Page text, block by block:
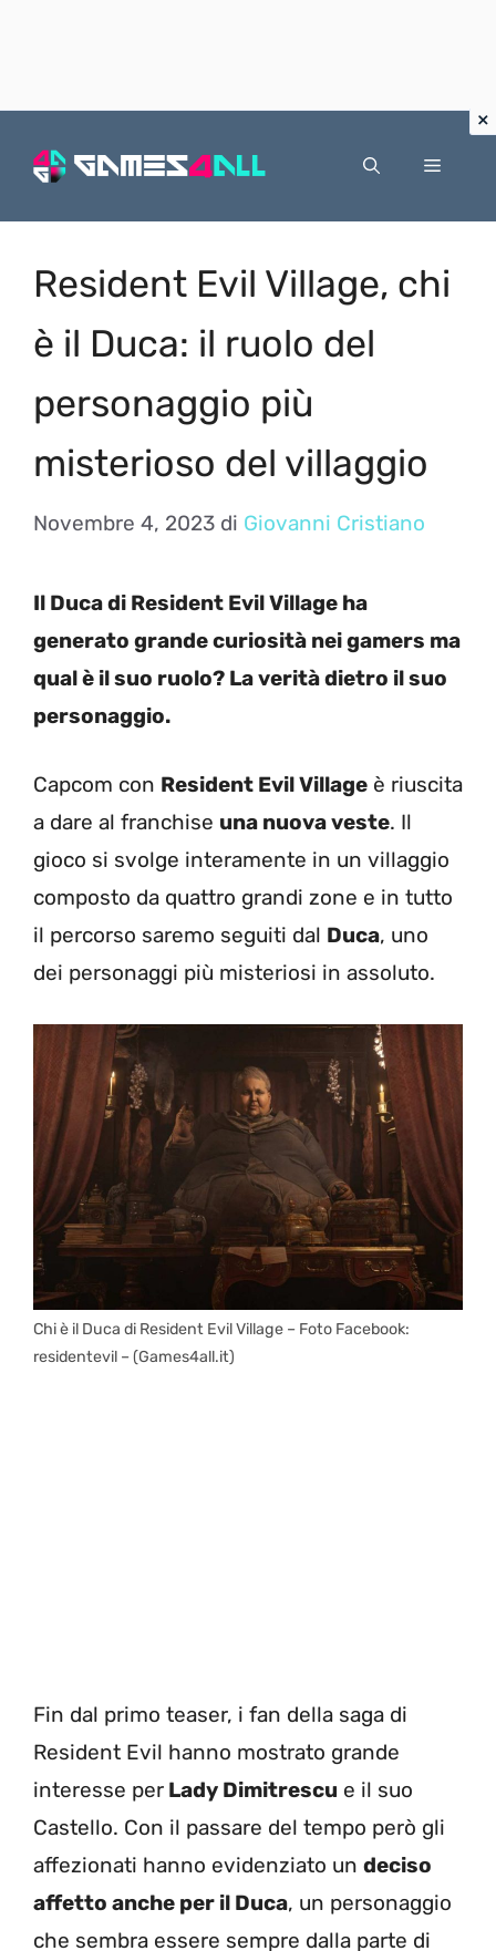
Menu
Resident Evil Village, chi
è il Duca: il ruolo del
personaggio più
misterioso del villaggio
Novembre 4, 2023 di Giovanni Cristiano
Il Duca di Resident Evil Village ha
generato grande curiosità nei gamers ma
qual è il suo ruolo? La verità dietro il suo
personaggio.
Capcom con Resident Evil Village è riuscita
a dare al franchise una nuova veste. Il
gioco si svolge interamente in un villaggio
composto da quattro grandi zone e in tutto
il percorso saremo seguiti dal Duca, uno
dei personaggi più misteriosi in assoluto.
Chi è il Duca di Resident Evil Village – Foto Facebook:
residentevil – (Games4all.it)
Fin dal primo teaser, i fan della saga di
Resident Evil hanno mostrato grande
interesse per Lady Dimitrescu e il suo
Castello. Con il passare del tempo però gli
affezionati hanno evidenziato un deciso
affetto anche per il Duca, un personaggio
che sembra essere sempre dalla parte di